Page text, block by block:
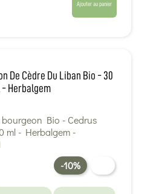
Ajouter au panier
De Cèdre Du Liban Bio - 30
- Herbalgem
-10%